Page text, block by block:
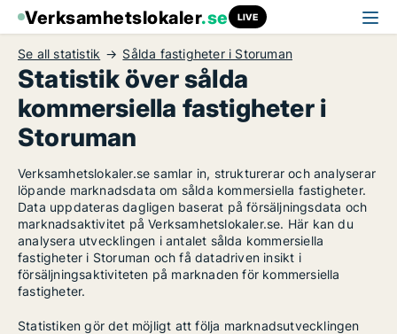
Verksamhetslokaler.se LIVE
Se all statistik Sålda fastigheter i Storuman
Statistik över sålda
kommersiella fastigheter i
Storuman
Verksamhetslokaler.se samlar in, strukturerar och analyserar
löpande marknadsdata om sålda kommersiella fastigheter.
Data uppdateras dagligen baserat på försäljningsdata och
marknadsaktivitet på Verksamhetslokaler.se. Här kan du
analysera utvecklingen i antalet sålda kommersiella
fastigheter i Storuman och få datadriven insikt i
försäljningsaktiviteten på marknaden för kommersiella
fastigheter.
Statistiken gör det möjligt att följa marknadsutvecklingen